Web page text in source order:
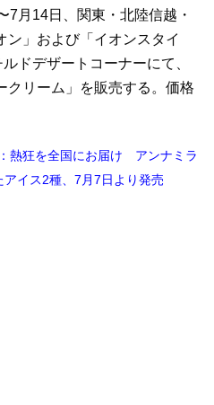
月14日、関東・北陸信越・
ン」および「イオンスタイ
ドデザートコーナーにて、
クリーム」を販売する。価格
熱狂を全国にお届け アンナミラ
イス2種、7月7日より発売